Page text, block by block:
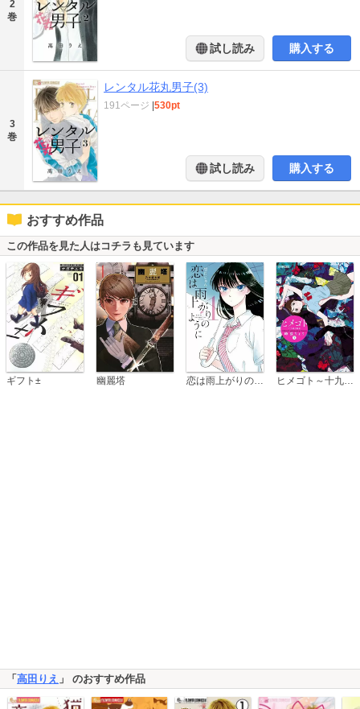
2
巻
試し読み 購入する
3
巻
レンタル花丸男子(3)
191ページ 530pt
試し読み 購入する
おすすめ作品
この作品を見た人はコチラも見ています
ギフト± 幽麗塔 恋は雨上がりのように ヒメゴト～十九歳の制服～
「 高田りえ 」 のおすすめ作品